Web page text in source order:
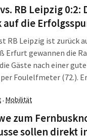
RB Leipzig
auf die
RB Leipzig ist zurück
Erfurt gewannen die
Gäste nach einer
Foulelfmeter (72.).
· Mobilität
zum
sollen direkt